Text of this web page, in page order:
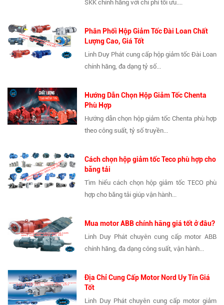
SKK chính hãng với chi phí tối ưu....
Phân Phối Hộp Giảm Tốc Đài Loan Chất
Lượng Cao, Giá Tốt
Linh Duy Phát cung cấp hộp giảm tốc Đài Loan
chính hãng, đa dạng tỷ số...
Hướng Dẫn Chọn Hộp Giảm Tốc Chenta
Phù Hợp
Hướng dẫn chọn hộp giảm tốc Chenta phù hợp
theo công suất, tỷ số truyền...
Cách chọn hộp giảm tốc Teco phù hợp cho
băng tải
Tìm hiểu cách chọn hộp giảm tốc TECO phù
hợp cho băng tải giúp vận hành...
Mua motor ABB chính hãng giá tốt ở đâu?
Linh Duy Phát chuyên cung cấp motor ABB
chính hãng, đa dạng công suất, vận hành...
Địa Chỉ Cung Cấp Motor Nord Uy Tín Giá
Tốt
Linh Duy Phát chuyên cung cấp motor giảm